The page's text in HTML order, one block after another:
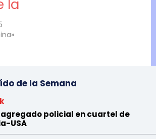
la
de la Semana
agregado policial en cuartel de
USA